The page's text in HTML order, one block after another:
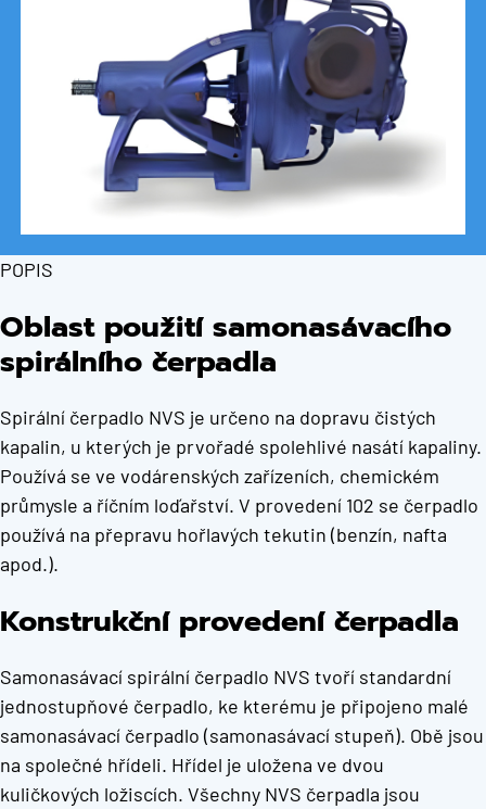
POPIS
Oblast použití samonasávacího
spirálního čerpadla
Spirální čerpadlo NVS je určeno na dopravu čistých
kapalin, u kterých je prvořadé spolehlivé nasátí kapaliny.
Používá se ve vodárenských zařízeních, chemickém
průmysle a říčním loďařství. V provedení 102 se čerpadlo
používá na přepravu hořlavých tekutin (benzín, nafta
apod.).
Konstrukční provedení čerpadla
Samonasávací spirální čerpadlo NVS tvoří standardní
jednostupňové čerpadlo, ke kterému je připojeno malé
samonasávací čerpadlo (samonasávací stupeň). Obě jsou
na společné hřídeli. Hřídel je uložena ve dvou
kuličkových ložiscích. Všechny NVS čerpadla jsou